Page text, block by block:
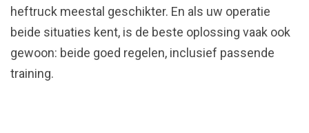
heftruck meestal geschikter. En als uw operatie
beide situaties kent, is de beste oplossing vaak ook
gewoon: beide goed regelen, inclusief passende
training.